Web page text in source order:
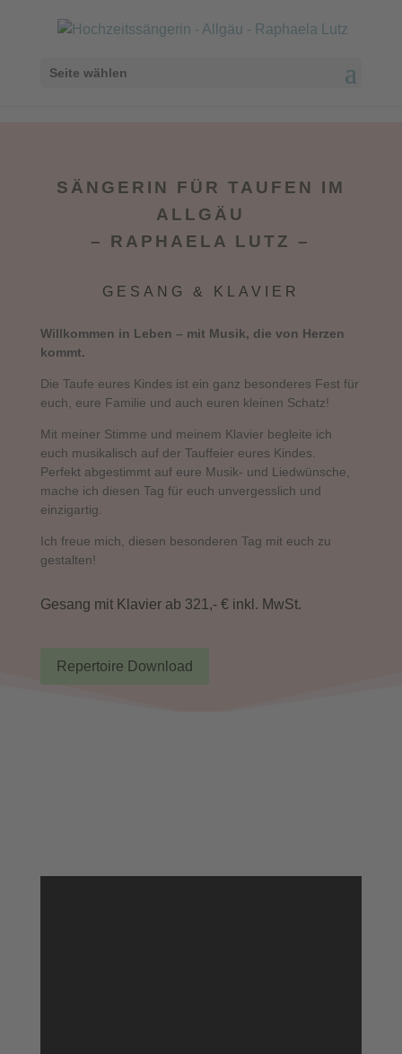
Seite wählen
SÄNGERIN FÜR TAUFEN IM
ALLGÄU
– RAPHAELA LUTZ –
GESANG & KLAVIER
Willkommen in Leben – mit Musik, die von Herzen
kommt.
Die Taufe eures Kindes ist ein ganz besonderes Fest für
euch, eure Familie und auch euren kleinen Schatz!
Mit meiner Stimme und meinem Klavier begleite ich
euch musikalisch auf der Tauffeier eures Kindes.
Perfekt abgestimmt auf eure Musik- und Liedwünsche,
mache ich diesen Tag für euch unvergesslich und
einzigartig.
Ich freue mich, diesen besonderen Tag mit euch zu
gestalten!
Gesang mit Klavier ab 321,- € inkl. MwSt.
Repertoire Download